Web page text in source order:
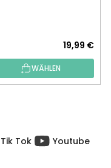
19,99 €
WÄHLEN
Tik Tok Youtube